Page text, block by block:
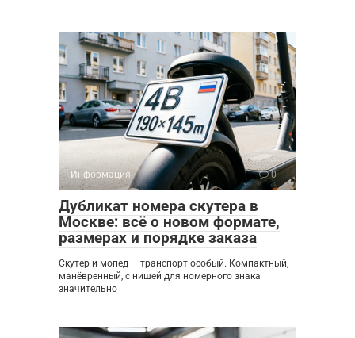
Информация 0
Дубликат номера скутера в
Москве: всё о новом формате,
размерах и порядке заказа
Скутер и мопед — транспорт особый. Компактный,
манёвренный, с нишей для номерного знака
значительно